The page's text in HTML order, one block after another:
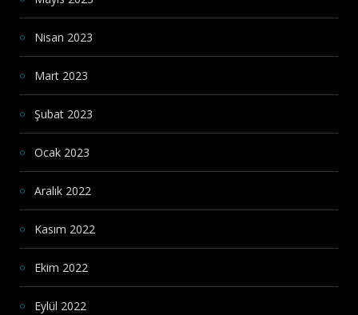
Nisan 2023
Mart 2023
Şubat 2023
Ocak 2023
Aralık 2022
Kasım 2022
Ekim 2022
Eylül 2022